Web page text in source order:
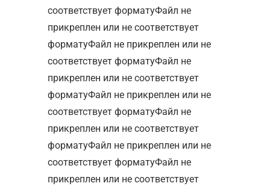
соответствует форматуФайл не
прикреплен или не соответствует
форматуФайл не прикреплен или не
соответствует форматуФайл не
прикреплен или не соответствует
форматуФайл не прикреплен или не
соответствует форматуФайл не
прикреплен или не соответствует
форматуФайл не прикреплен или не
соответствует форматуФайл не
прикреплен или не соответствует